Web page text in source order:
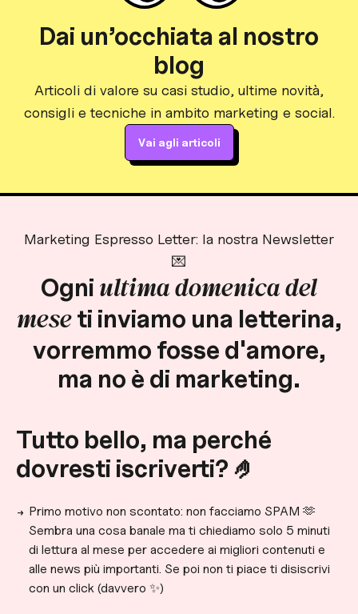
Dai un’occhiata al nostro
blog
Articoli di valore su casi studio, ultime novità,
consigli e tecniche in ambito marketing e social.
Vai agli articoli
Marketing Espresso Letter: la nostra Newsletter
💌
Ogni ultima domenica del
meseti inviamo una letterina,
vorremmo fosse d'amore,
ma no è di marketing.
Tutto bello, ma perché
dovresti iscriverti? 🤌
Primo motivo non scontato: non facciamo SPAM 🫶
Sembra una cosa banale ma ti chiediamo solo 5 minuti
di lettura al mese per accedere ai migliori contenuti e
alle news più importanti. Se poi non ti piace ti disiscrivi
con un click (davvero ✨)